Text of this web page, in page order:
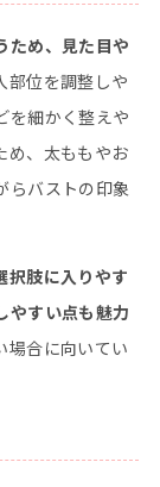
ため、見た目や
部位を調整しや
を細かく整えや
め、太ももやお
らバストの印象
択肢に入りやす
やすい点も魅力
場合に向いてい